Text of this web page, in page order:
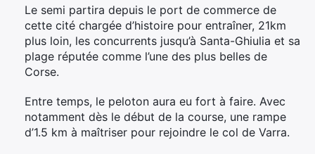
Le semi partira depuis le port de commerce de
cette cité chargée d’histoire pour entraîner, 21km
plus loin, les concurrents jusqu’à Santa-Ghiulia et sa
plage réputée comme l’une des plus belles de
Corse.
Entre temps, le peloton aura eu fort à faire. Avec
notamment dès le début de la course, une rampe
d’1.5 km à maîtriser pour rejoindre le col de Varra.